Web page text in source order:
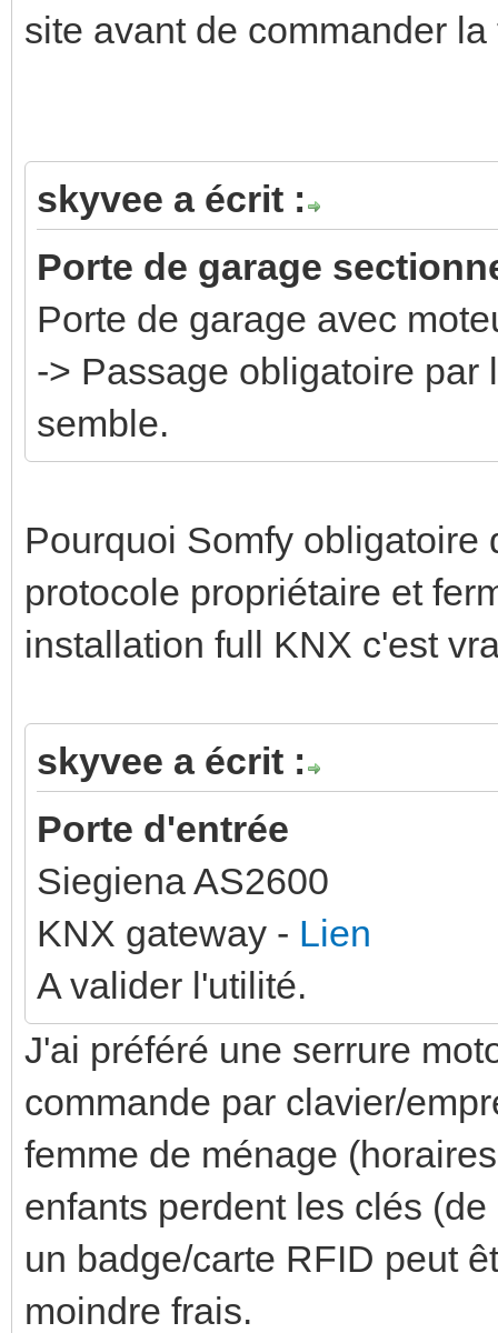
site avant de commander la
skyvee a écrit :
Porte de garage
Porte de garage avec
-> Passage obligatoire par
semble.
Pourquoi Somfy obligatoire
protocole propriétaire et
installation full KNX c'est
skyvee a écrit :
Porte d'entrée
Siegiena AS2600
KNX gateway - Lien
A valider l'utilité.
J'ai préféré une serrure
commande par clavier/
femme de ménage
enfants perdent les clés
un badge/carte RFID peut
moindre frais.